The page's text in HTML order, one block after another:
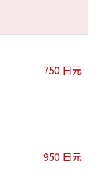
750 日元
950 日元